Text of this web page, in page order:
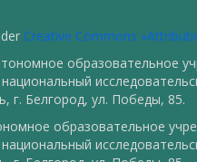
Creative Commons
образовательное
г. Белгород, ул. Победы, 85.
образовательное